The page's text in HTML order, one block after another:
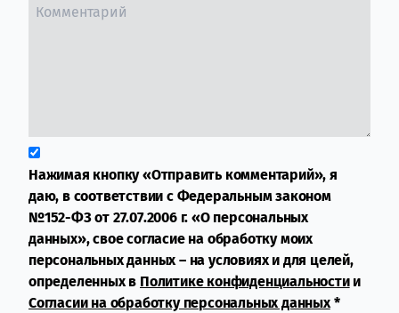
Нажимая кнопку «Отправить комментарий», я
даю, в соответствии с Федеральным законом
№152-ФЗ от 27.07.2006 г. «О персональных
данных», свое согласие на обработку моих
персональных данных – на условиях и для целей,
определенных в Политике конфиденциальностии
Согласии на обработку персональных данных*